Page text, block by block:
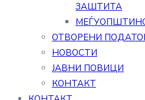
ЗАШТИТА
ОТВОРЕНИ
НОВОСТИ
ЈАВНИ ПОВИЦИ
КОНТАКТ